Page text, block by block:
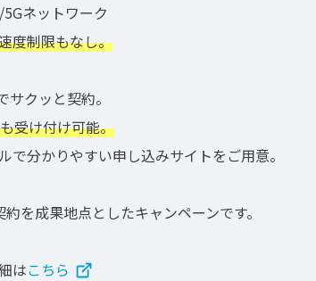
ネットワーク
度制限もなし。
クッと契約。
受け付け可能。
で分かりやすい申し込みサイトをご用意。
を成果地点としたキャンペーンです。
はこちら